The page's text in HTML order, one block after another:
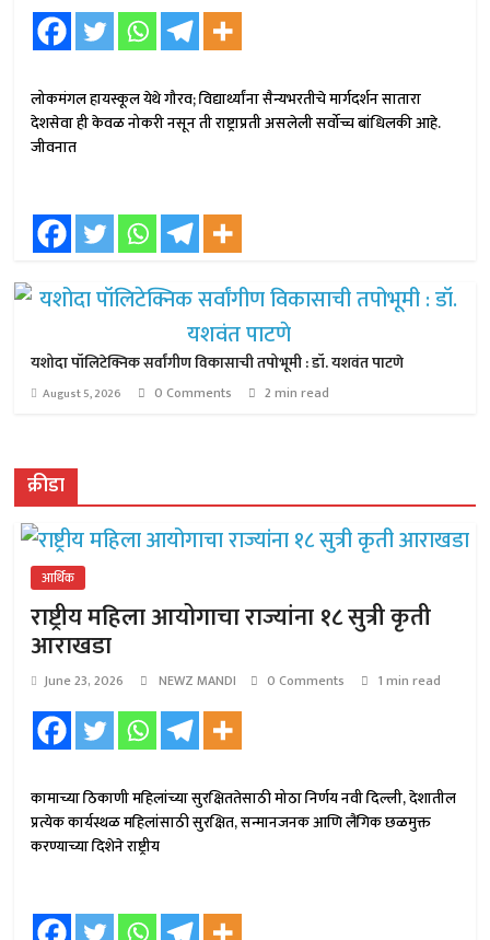
लोकमंगल हायस्कूल येथे गौरव; विद्यार्थ्यांना सैन्यभरतीचे मार्गदर्शन सातारा
देशसेवा ही केवळ नोकरी नसून ती राष्ट्राप्रती असलेली सर्वोच्च बांधिलकी आहे.
जीवनात
यशोदा पॉलिटेक्निक सर्वांगीण विकासाची तपोभूमी : डॉ. यशवंत पाटणे
August 5, 2026 0 Comments 2 min read
क्रीडा
आर्थिक
राष्ट्रीय महिला आयोगाचा राज्यांना १८ सुत्री कृती
आराखडा
June 23, 2026 NEWZ MANDI 0 Comments 1 min read
कामाच्या ठिकाणी महिलांच्या सुरक्षिततेसाठी मोठा निर्णय नवी दिल्ली, देशातील
प्रत्येक कार्यस्थळ महिलांसाठी सुरक्षित, सन्मानजनक आणि लैंगिक छळमुक्त
करण्याच्या दिशेने राष्ट्रीय